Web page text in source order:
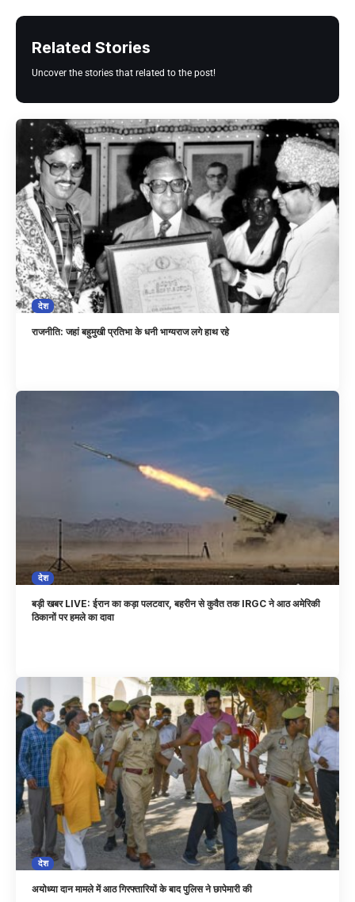
Related Stories
Uncover the stories that related to the post!
देश
राजनीति: जहां बहुमुखी प्रतिभा के धनी भाग्यराज लगे हाथ रहे
देश
बड़ी खबर LIVE: ईरान का कड़ा पलटवार, बहरीन से कुवैत तक IRGC ने आठ अमेरिकी
ठिकानों पर हमले का दावा
देश
अयोध्या दान मामले में आठ गिरफ्तारियों के बाद पुलिस ने छापेमारी की